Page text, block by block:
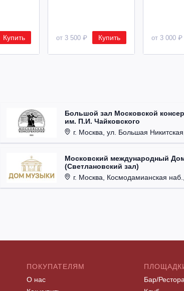
Купить от 3 500 ₽ Купить от 3 000 ₽
Большой зал Московской
им. П.И. Чайковского
г. Москва, ул. Большая
Московский международный
(Светлановский зал)
г. Москва, Космодамианская наб., д.
ПОКУПАТЕЛЯМ
О нас
Бар/